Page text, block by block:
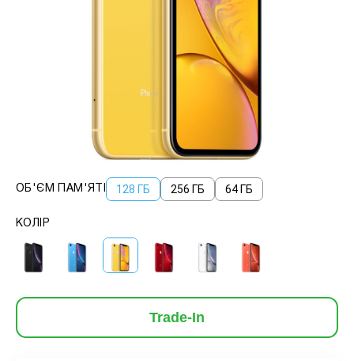
ОБ'ЄМ ПАМ'ЯТІ 128 ГБ 256 ГБ 64 ГБ
КОЛІР
Trade-In